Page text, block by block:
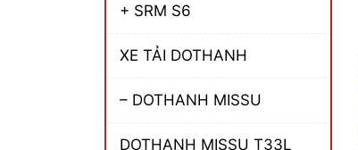
+ SRM S6
XE TẢI DOTHANH
– DOTHANH MISSU
DOTHANH MISSU T33L